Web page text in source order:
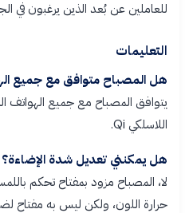
للعاملين عن بُعد الذين يرغبون في
التعليمات
هل المصباح متوافق مع جميع
يتوافق المصباح مع جميع الهواتف
اللاسلكي Qi.
هل يمكنني تعديل شدة الإضاءة؟
لا، المصباح مزود بمفتاح تحكم
حرارة اللون، ولكن ليس به مفتاح